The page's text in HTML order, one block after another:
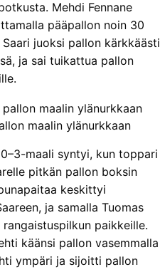
Mehdi Fennane
pääpallon noin 30
juoksi pallon kärkkäästi
ja sai tuikattua pallon
maalin ylänurkkaan
maali syntyi, kun toppari
pitkän pallon boksin
keskittyi
ja samalla Tuomas
paikkeille.
käänsi pallon vasemmalla
ympäri ja sijoitti pallon